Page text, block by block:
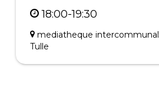
18:00-19:30
mediatheque
Tulle